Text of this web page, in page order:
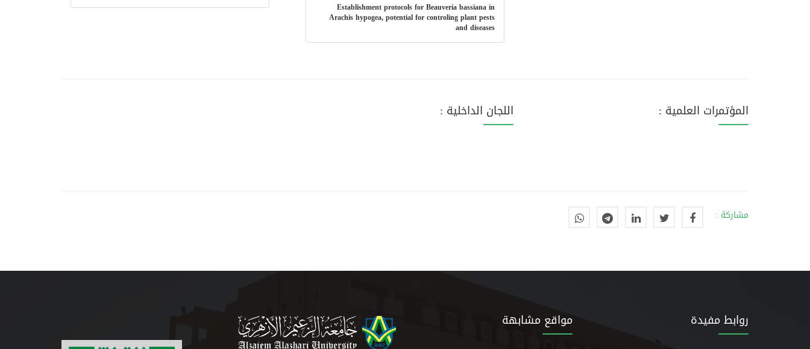
Establishment protocols for Beauveria bassiana in
Arachis hypogea, potential for controling plant pests
and diseases
المؤتمرات العلمية : اللجان الداخلية :
مشاركة :
روابط مفيدة مواقع مشابهة